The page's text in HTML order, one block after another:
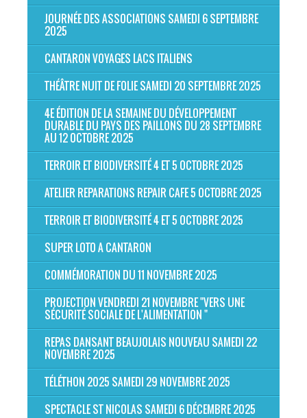
JOURNÉE DES ASSOCIATIONS SAMEDI 6 SEPTEMBRE
2025
CANTARON VOYAGES LACS ITALIENS
THÉÂTRE NUIT DE FOLIE SAMEDI 20 SEPTEMBRE 2025
4E ÉDITION DE LA SEMAINE DU DÉVELOPPEMENT
DURABLE DU PAYS DES PAILLONS DU 28 SEPTEMBRE
AU 12 OCTOBRE 2025
TERROIR ET BIODIVERSITÉ 4 ET 5 OCTOBRE 2025
ATELIER REPARATIONS REPAIR CAFE 5 OCTOBRE 2025
TERROIR ET BIODIVERSITÉ 4 ET 5 OCTOBRE 2025
SUPER LOTO A CANTARON
COMMÉMORATION DU 11 NOVEMBRE 2025
PROJECTION VENDREDI 21 NOVEMBRE "VERS UNE
SÉCURITÉ SOCIALE DE L'ALIMENTATION "
REPAS DANSANT BEAUJOLAIS NOUVEAU SAMEDI 22
NOVEMBRE 2025
TÉLÉTHON 2025 SAMEDI 29 NOVEMBRE 2025
SPECTACLE ST NICOLAS SAMEDI 6 DÉCEMBRE 2025